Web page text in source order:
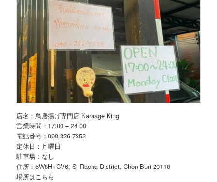
店名：鳥唐揚げ専門店 Karaage King
営業時間：17:00 – 24:00
電話番号：090-326-7352
定休日：月曜日
駐車場：なし
住所：5W8H+CV6, Si Racha District, Chon Buri 20110
場所はこちら